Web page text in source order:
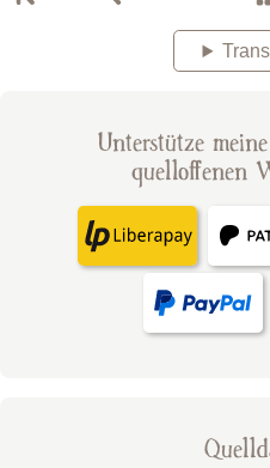
Unterstütze
quelloffenen